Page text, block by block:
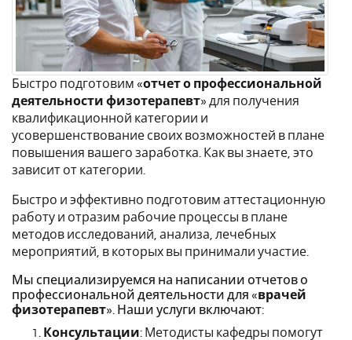
Быстро подготовим «отчет о профессиональной
деятельности физотерапевт» для получения
квалификационной категории и
усовершенствование своих возможностей в плане
повышения вашего заработка. Как вы знаете, это
зависит от категории.
Быстро и эффективно подготовим аттестационную
работу и отразим рабочие процессы в плане
методов исследований, анализа, лечебных
мероприятий, в которых вы принимали участие.
Мы специализируемся на написании отчетов о
профессиональной деятельности для «врачей
физотерапевт». Наши услуги включают:
Консультации: Методисты кафедры помогут